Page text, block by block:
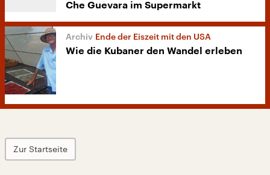
Che Guevara im Supermarkt
Ende der Eiszeit mit den USA
Wie die Kubaner den Wandel erleben
Zur Startseite